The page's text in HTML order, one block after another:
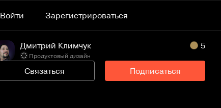
Войти Зарегистрироваться
Дмитрий Климчук
Продуктовый дизайн
5
Связаться Подписаться